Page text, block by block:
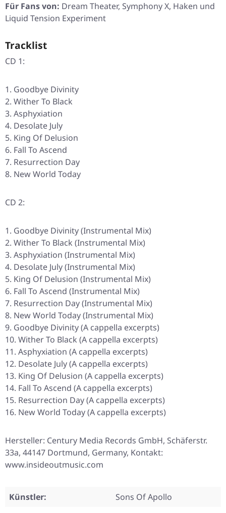
Für Fans von: Dream Theater, Symphony X, Haken und
Liquid Tension Experiment
Tracklist
CD 1:
Goodbye Divinity
Wither To Black
Asphyxiation
Desolate July
King Of Delusion
Fall To Ascend
Resurrection Day
New World Today
CD 2:
Goodbye Divinity (Instrumental Mix)
Wither To Black (Instrumental Mix)
Asphyxiation (Instrumental Mix)
Desolate July (Instrumental Mix)
King Of Delusion (Instrumental Mix)
Fall To Ascend (Instrumental Mix)
Resurrection Day (Instrumental Mix)
New World Today (Instrumental Mix)
Goodbye Divinity (A cappella excerpts)
Wither To Black (A cappella excerpts)
Asphyxiation (A cappella excerpts)
Desolate July (A cappella excerpts)
King Of Delusion (A cappella excerpts)
Fall To Ascend (A cappella excerpts)
Resurrection Day (A cappella excerpts)
New World Today (A cappella excerpts)
Hersteller: Century Media Records GmbH, Schäferstr.
33a, 44147 Dortmund, Germany, Kontakt:
www.insideoutmusic.com
Künstler:
Sons Of Apollo